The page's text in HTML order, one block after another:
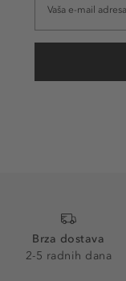
Brza dostava
2-5 radnih dana